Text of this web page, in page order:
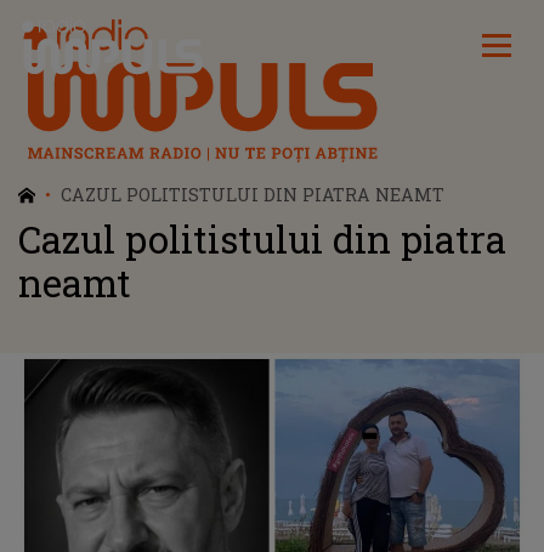
Radio Impuls
CAZUL POLITISTULUI DIN PIATRA NEAMT
Cazul politistului din piatra
neamt